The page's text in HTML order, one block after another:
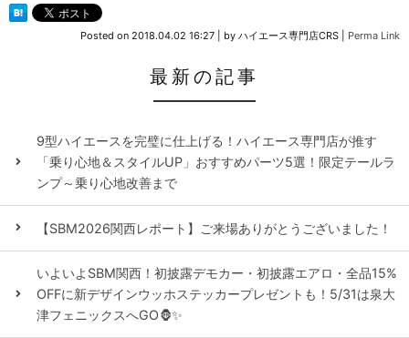
Posted on 2018.04.02 16:27 by ハイエース専門店CRS Perma Link
最新の記事
9型ハイエースを完璧に仕上げる！ハイエース専門店が推す
「乗り心地＆スタイルUP」おすすめパーツ5選！限定テールラ
ンプ～乗り心地改善まで
【SBM2026関西レポート】ご来場ありがとうございました！
いよいよSBM関西！初披露デモカー・初披露エアロ・全品15%
OFFに新デザインウッホステッカープレゼントも！5/31は泉大
津フェニックスへGO🦍✨